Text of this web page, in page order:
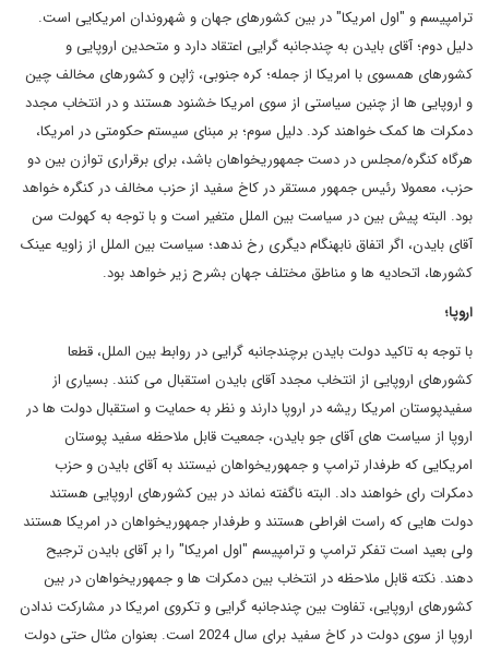
ترامپیسم و "اول امریکا" در بین کشورهای جهان و شهروندان امریکایی است.
دلیل دوم؛ آقای بایدن به چندجانبه گرایی اعتقاد دارد و متحدین اروپایی و
کشورهای همسوی با امریکا از جمله؛ کره جنوبی، ژاپن و کشورهای مخالف چین
و اروپایی ها از چنین سیاستی از سوی امریکا خشنود هستند و در انتخاب مجدد
دمکرات ها کمک خواهند کرد. دلیل سوم؛ بر مبنای سیستم حکومتی در امریکا،
هرگاه کنگره/مجلس در دست جمهوریخواهان باشد، برای برقراری توازن بین دو
حزب، معمولا رئیس جمهور مستقر در کاخ سفید از حزب مخالف در کنگره خواهد
بود. البته پیش بین در سیاست بین الملل متغیر است و با توجه به کهولت سن
آقای بایدن، اگر اتفاق نابهنگام دیگری رخ ندهد؛ سیاست بین الملل از زاویه عینک
کشورها، اتحادیه ها و مناطق مختلف جهان بشرح زیر خواهد بود.
اروپا؛
با توجه به تاکید دولت بایدن برچندجانبه گرایی در روابط بین الملل، قطعا
کشورهای اروپایی از انتخاب مجدد آقای بایدن استقبال می کنند. بسیاری از
سفیدپوستان امریکا ریشه در اروپا دارند و نظر به حمایت و استقبال دولت ها در
اروپا از سیاست های آقای جو بایدن، جمعیت قابل ملاحظه سفید پوستان
امریکایی که طرفدار ترامپ و جمهوریخواهان نیستند به آقای بایدن و حزب
دمکرات رای خواهند داد. البته ناگفته نماند در بین کشورهای اروپایی هستند
دولت هایی که راست افراطی هستند و طرفدار جمهوریخواهان در امریکا هستند
ولی بعید است تفکر ترامپ و ترامپیسم "اول امریکا" را بر آقای بایدن ترجیح
دهند. نکته قابل ملاحظه در انتخاب بین دمکرات ها و جمهوریخواهان در بین
کشورهای اروپایی، تفاوت بین چندجانبه گرایی و تکروی امریکا در مشارکت ندادن
اروپا از سوی دولت در کاخ سفید برای سال 2024 است. بعنوان مثال حتی دولت